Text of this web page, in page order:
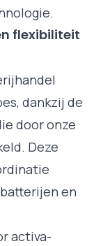
flexibiliteit
dankzij de
door onze
Deze
en
activa-